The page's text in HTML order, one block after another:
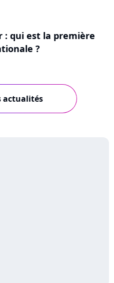
: qui est la première
?
actualités